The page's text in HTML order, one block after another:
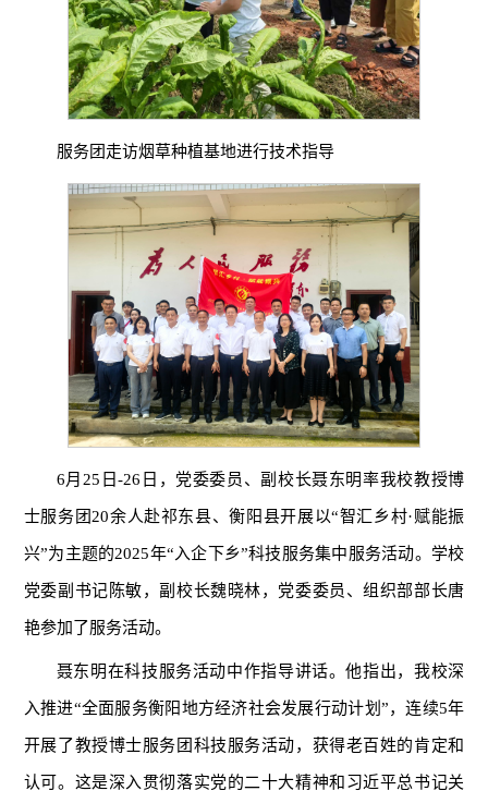
服务团走访烟草种植基地进行技术指导
6月25日-26日，党委委员、副校长聂东明率我校教授博
士服务团20余人赴祁东县、衡阳县开展以“智汇乡村·赋能振
兴”为主题的2025年“入企下乡”科技服务集中服务活动。学校
党委副书记陈敏，副校长魏晓林，党委委员、组织部部长唐
艳参加了服务活动。
聂东明在科技服务活动中作指导讲话。他指出，我校深
入推进“全面服务衡阳地方经济社会发展行动计划”，连续5年
开展了教授博士服务团科技服务活动，获得老百姓的肯定和
认可。这是深入贯彻落实党的二十大精神和习近平总书记关